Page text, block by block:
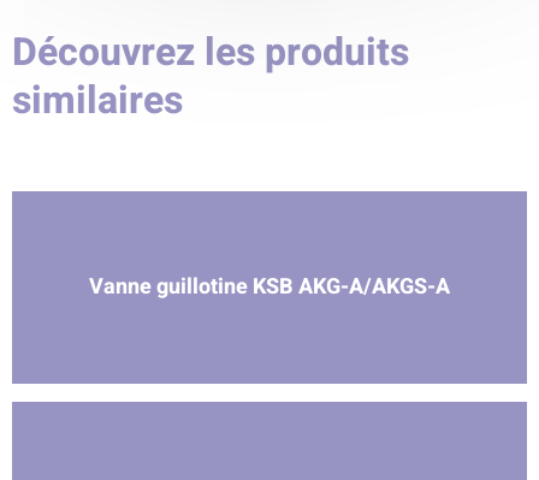
Découvrez les produits
similaires
Vanne guillotine KSB AKG-A/AKGS-A